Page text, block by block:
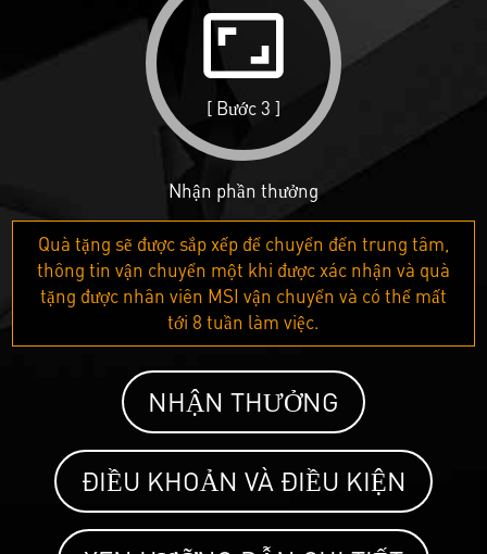
aspect_ratio
[ Bước 3 ]
Nhận phần thưởng
Quà tặng sẽ được sắp xếp để chuyển đến trung tâm,
thông tin vận chuyển một khi được xác nhận và quà
tặng được nhân viên MSI vận chuyển và có thể mất
tới 8 tuần làm việc.
NHẬN THƯỞNG
ĐIỀU KHOẢN VÀ ĐIỀU KIỆN